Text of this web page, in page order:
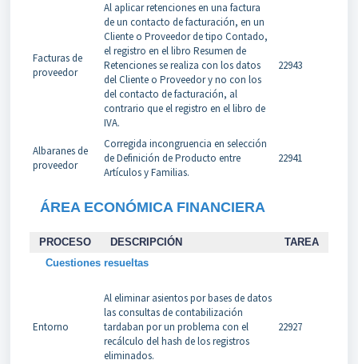
Facturas de
proveedor
Al aplicar retenciones en una factura
de un contacto de facturación, en un
Cliente o Proveedor de tipo Contado,
el registro en el libro Resumen de
Retenciones se realiza con los datos
del Cliente o Proveedor y no con los
del contacto de facturación, al
contrario que el registro en el libro de
IVA.
22943
Albaranes de
proveedor
Corregida incongruencia en selección
de Definición de Producto entre
Artículos y Familias.
22941
ÁREA ECONÓMICA FINANCIERA
PROCESO DESCRIPCIÓN
TAREA
Cuestiones resueltas
Entorno
Al eliminar asientos por bases de datos
las consultas de contabilización
tardaban por un problema con el
recálculo del hash de los registros
eliminados.
22927